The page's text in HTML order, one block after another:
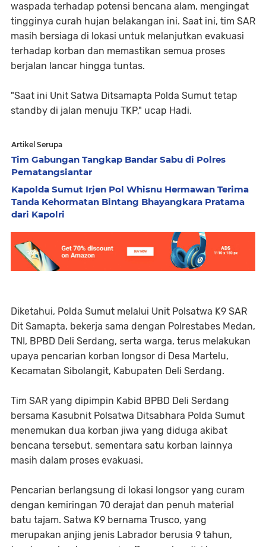
waspada terhadap potensi bencana alam, mengingat
tingginya curah hujan belakangan ini. Saat ini, tim SAR
masih bersiaga di lokasi untuk melanjutkan evakuasi
terhadap korban dan memastikan semua proses
berjalan lancar hingga tuntas.
"Saat ini Unit Satwa Ditsamapta Polda Sumut tetap
standby di jalan menuju TKP," ucap Hadi.
Artikel Serupa
Tim Gabungan Tangkap Bandar Sabu di Polres
Pematangsiantar
Kapolda Sumut Irjen Pol Whisnu Hermawan Terima
Tanda Kehormatan Bintang Bhayangkara Pratama
dari Kapolri
Diketahui, Polda Sumut melalui Unit Polsatwa K9 SAR
Dit Samapta, bekerja sama dengan Polrestabes Medan,
TNI, BPBD Deli Serdang, serta warga, terus melakukan
upaya pencarian korban longsor di Desa Martelu,
Kecamatan Sibolangit, Kabupaten Deli Serdang.
Tim SAR yang dipimpin Kabid BPBD Deli Serdang
bersama Kasubnit Polsatwa Ditsabhara Polda Sumut
menemukan dua korban jiwa yang diduga akibat
bencana tersebut, sementara satu korban lainnya
masih dalam proses evakuasi.
Pencarian berlangsung di lokasi longsor yang curam
dengan kemiringan 70 derajat dan penuh material
batu tajam. Satwa K9 bernama Trusco, yang
merupakan anjing jenis Labrador berusia 9 tahun,